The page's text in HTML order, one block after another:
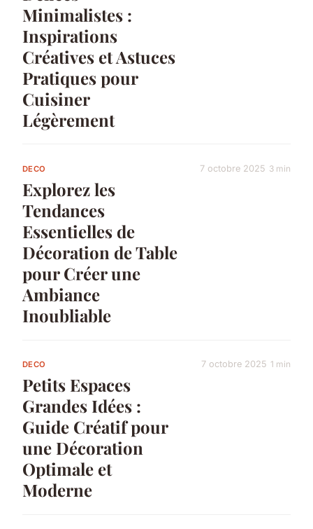
Minimalistes :
Inspirations
Créatives et Astuces
Pratiques pour
Cuisiner
Légèrement
DECO
Explorez les
Tendances
Essentielles de
Décoration de Table
pour Créer une
Ambiance
Inoubliable
7 octobre 2025 3 min
DECO
Petits Espaces
Grandes Idées :
Guide Créatif pour
une Décoration
Optimale et
Moderne
7 octobre 2025 1 min